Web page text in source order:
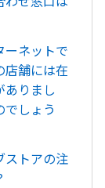
ーネットで
店舗には在
ありまし
しょう
ストアの注